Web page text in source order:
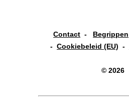
Contact - Begrippen
-Cookiebeleid (EU) -
© 2026